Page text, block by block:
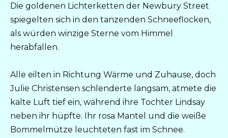
Die goldenen Lichterketten der Newbury Street
spiegelten sich in den tanzenden Schneeflocken,
als würden winzige Sterne vom Himmel
herabfallen.
Alle eilten in Richtung Wärme und Zuhause, doch
Julie Christensen schlenderte langsam, atmete die
kalte Luft tief ein, während ihre Tochter Lindsay
neben ihr hüpfte. Ihr rosa Mantel und die weiße
Bommelmütze leuchteten fast im Schnee.